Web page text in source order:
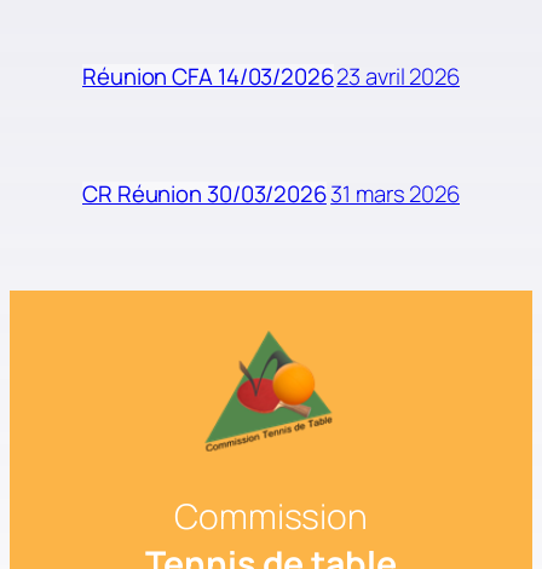
Réunion CFA 14/03/202623 avril 2026
CR Réunion 30/03/202631 mars 2026
Commission